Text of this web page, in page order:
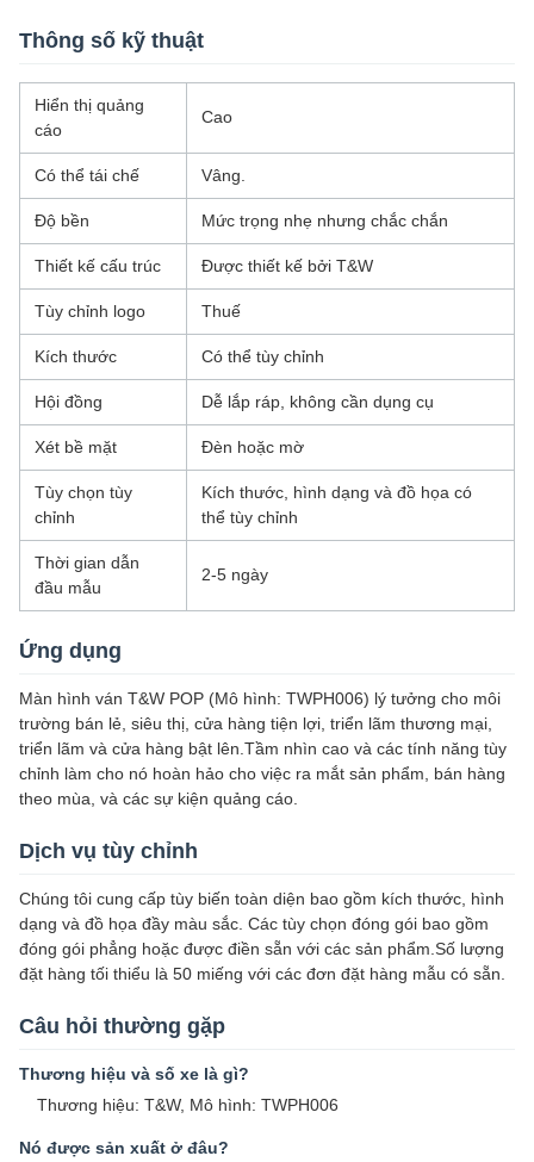
Thông số kỹ thuật
Hiển thị quảng
cáo
Cao
Có thể tái chế Vâng.
Độ bền Mức trọng nhẹ nhưng chắc chắn
Thiết kế cấu trúc Được thiết kế bởi T&W
Tùy chỉnh logo Thuế
Kích thước Có thể tùy chỉnh
Hội đồng Dễ lắp ráp, không cần dụng cụ
Xét bề mặt Đèn hoặc mờ
Tùy chọn tùy
chỉnh
Kích thước, hình dạng và đồ họa có
thể tùy chỉnh
Thời gian dẫn
đầu mẫu
2-5 ngày
Ứng dụng
Màn hình ván T&W POP (Mô hình: TWPH006) lý tưởng cho môi
trường bán lẻ, siêu thị, cửa hàng tiện lợi, triển lãm thương mại,
triển lãm và cửa hàng bật lên.Tầm nhìn cao và các tính năng tùy
chỉnh làm cho nó hoàn hảo cho việc ra mắt sản phẩm, bán hàng
theo mùa, và các sự kiện quảng cáo.
Dịch vụ tùy chỉnh
Chúng tôi cung cấp tùy biến toàn diện bao gồm kích thước, hình
dạng và đồ họa đầy màu sắc. Các tùy chọn đóng gói bao gồm
đóng gói phẳng hoặc được điền sẵn với các sản phẩm.Số lượng
đặt hàng tối thiểu là 50 miếng với các đơn đặt hàng mẫu có sẵn.
Câu hỏi thường gặp
Thương hiệu và số xe là gì?
Thương hiệu: T&W, Mô hình: TWPH006
Nó được sản xuất ở đâu?